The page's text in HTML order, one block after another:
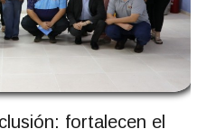
fortalecen el